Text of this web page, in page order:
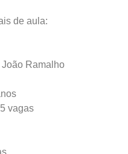
de aula:
Ramalho
vagas